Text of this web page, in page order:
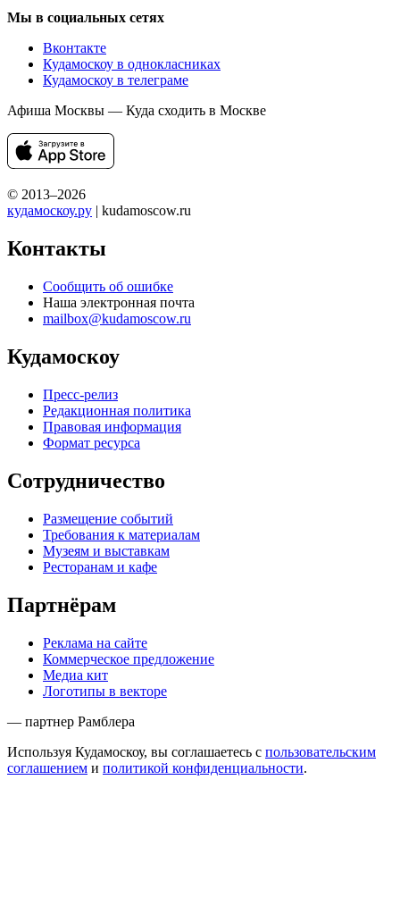
Мы в социальных сетях
Вконтакте
Кудамоскоу в однокласниках
Кудамоскоу в телеграме
Афиша Москвы — Куда сходить в Москве
© 2013–2026
кудамоскоу.ру | kudamoscow.ru
Контакты
Сообщить об ошибке
Наша электронная почта
mailbox@kudamoscow.ru
Кудамоскоу
Пресс-релиз
Редакционная политика
Правовая информация
Формат ресурса
Сотрудничество
Размещение событий
Требования к материалам
Музеям и выставкам
Ресторанам и кафе
Партнёрам
Реклама на сайте
Коммерческое предложение
Медиа кит
Логотипы в векторе
— партнер Рамблера
Используя Кудамоскоу, вы соглашаетесь с пользовательским
соглашением и политикой конфиденциальности.